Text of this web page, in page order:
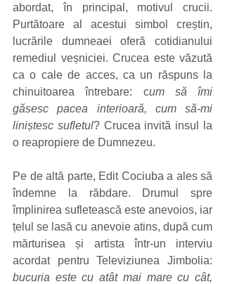
abordat, în principal, motivul crucii.
Purtătoare al acestui simbol creștin,
lucrările dumneaei oferă cotidianului
remediul veșniciei. Crucea este văzută
ca o cale de acces, ca un răspuns la
chinuitoarea întrebare: cum să îmi
găsesc pacea interioară, cum să-mi
liniștesc sufletul? Crucea invită insul la
o reapropiere de Dumnezeu.
Pe de altă parte, Edit Cociuba a ales să
îndemne la răbdare. Drumul spre
împlinirea sufletească este anevoios, iar
țelul se lasă cu anevoie atins, după cum
mărturisea și artista într-un interviu
bucuria este cu atât mai mare cu cât,